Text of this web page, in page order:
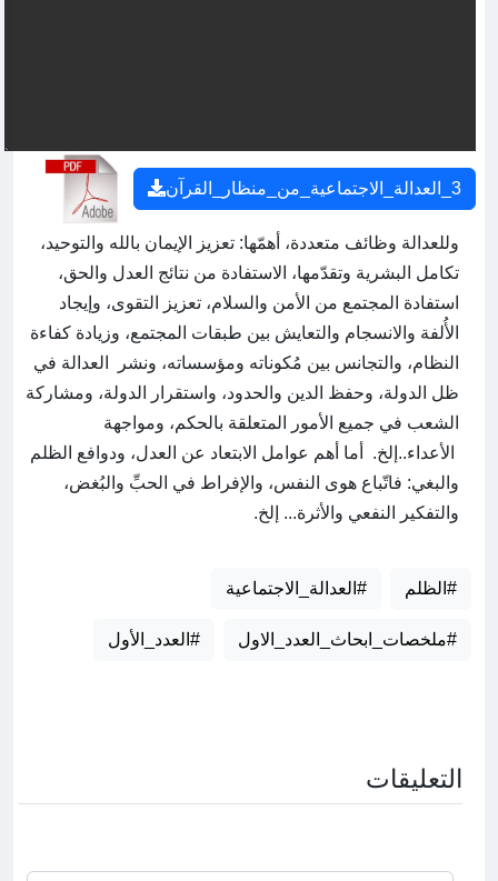
3_العدالة_الاجتماعية_من_منظار_القرآن
وللعدالة وظائف متعددة، أهمّها: تعزيز الإيمان بالله والتوحيد،
تكامل البشرية وتقدّمها، الاستفادة من نتائج العدل والحق،
استفادة المجتمع من الأمن والسلام، تعزيز التقوى، وإيجاد
الأُلفة والانسجام والتعايش بين طبقات المجتمع، وزيادة كفاءة
النظام، والتجانس بين مُكوناته ومؤسساته، ونشر العدالة في
ظل الدولة، وحفظ الدين والحدود، واستقرار الدولة، ومشاركة
الشعب في جميع الأمور المتعلقة بالحكم، ومواجهة
الأعداء..إلخ. أما أهم عوامل الابتعاد عن العدل، ودوافع الظلم
والبغي: فاتّباع هوى النفس، والإفراط في الحبِّ والبُغض،
والتفكير النفعي والأثرة... إلخ.
#الظلم #العدالة_الاجتماعية
#ملخصات_ابحاث_العدد_الاول #العدد_الأول
التعليقات